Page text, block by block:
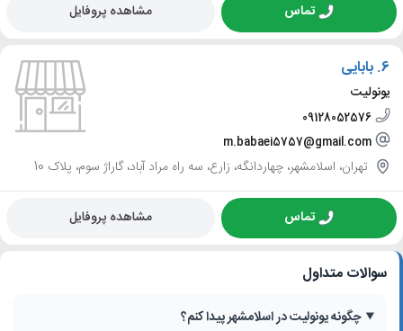
تماس مشاهده پروفایل
6. بابایی
یونولیت
09128052576
m.babaei5757@gmail.com
تهران، اسلامشهر، چهاردانگه، زارع، سه راه مراد آباد، گاراژ سوم، پلاک 10
تماس مشاهده پروفایل
سوالات متداول
چگونه یونولیت در اسلامشهر پیدا کنم؟